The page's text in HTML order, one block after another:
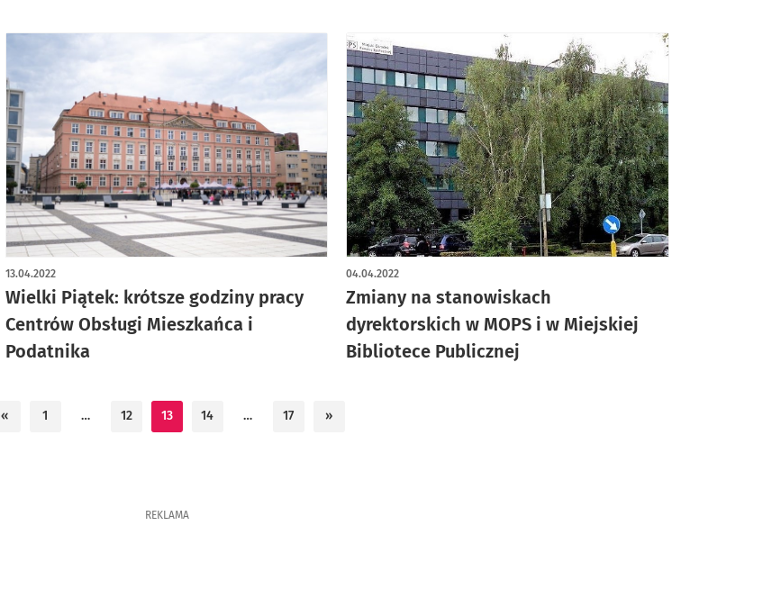
Wielki Piątek: krótsze godziny pracy
Centrów Obsługi Mieszkańca i
Podatnika
13.04.2022
Zmiany na stanowiskach
dyrektorskich w MOPS i w Miejskiej
Bibliotece Publicznej
04.04.2022
« 1 … 12 13 14 … 17 »
REKLAMA